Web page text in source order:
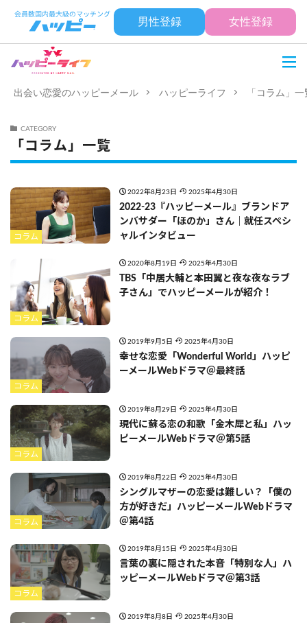
男性登録 女性登録
出会い恋愛のハッピーメール ハッピーライフ 「コラム」一
CATEGORY
「コラム」一覧
コラム
2022年8月23日 2025年4月30日
2022-23『ハッピーメール』ブランドア
ンバサダー「ほのか」さん｜就任スペシ
ャルインタビュー
コラム
2020年8月19日 2025年4月30日
TBS「中居大輔と本田翼と夜な夜なラブ
子さん」でハッピーメールが紹介！
コラム
2019年9月5日 2025年4月30日
幸せな恋愛「Wonderful World」ハッピ
ーメールWebドラマ＠最終話
コラム
2019年8月29日 2025年4月30日
現代に蘇る恋の和歌「金木犀と私」ハッ
ピーメールWebドラマ＠第5話
コラム
2019年8月22日 2025年4月30日
シングルマザーの恋愛は難しい？「僕の
方が好きだ」ハッピーメールWebドラマ
＠第4話
コラム
2019年8月15日 2025年4月30日
言葉の裏に隠された本音「特別な人」ハ
ッピーメールWebドラマ＠第3話
2019年8月8日 2025年4月30日